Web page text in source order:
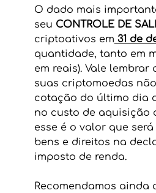
O dado mais
seu CONTROLE DE
criptoativos em 31 de
quantidade, tanto em
em reais). Vale lembrar
suas criptomoedas
cotação do último dia
no custo de aquisição
esse é o valor que
bens e direitos na
imposto de renda.
Recomendamos ainda